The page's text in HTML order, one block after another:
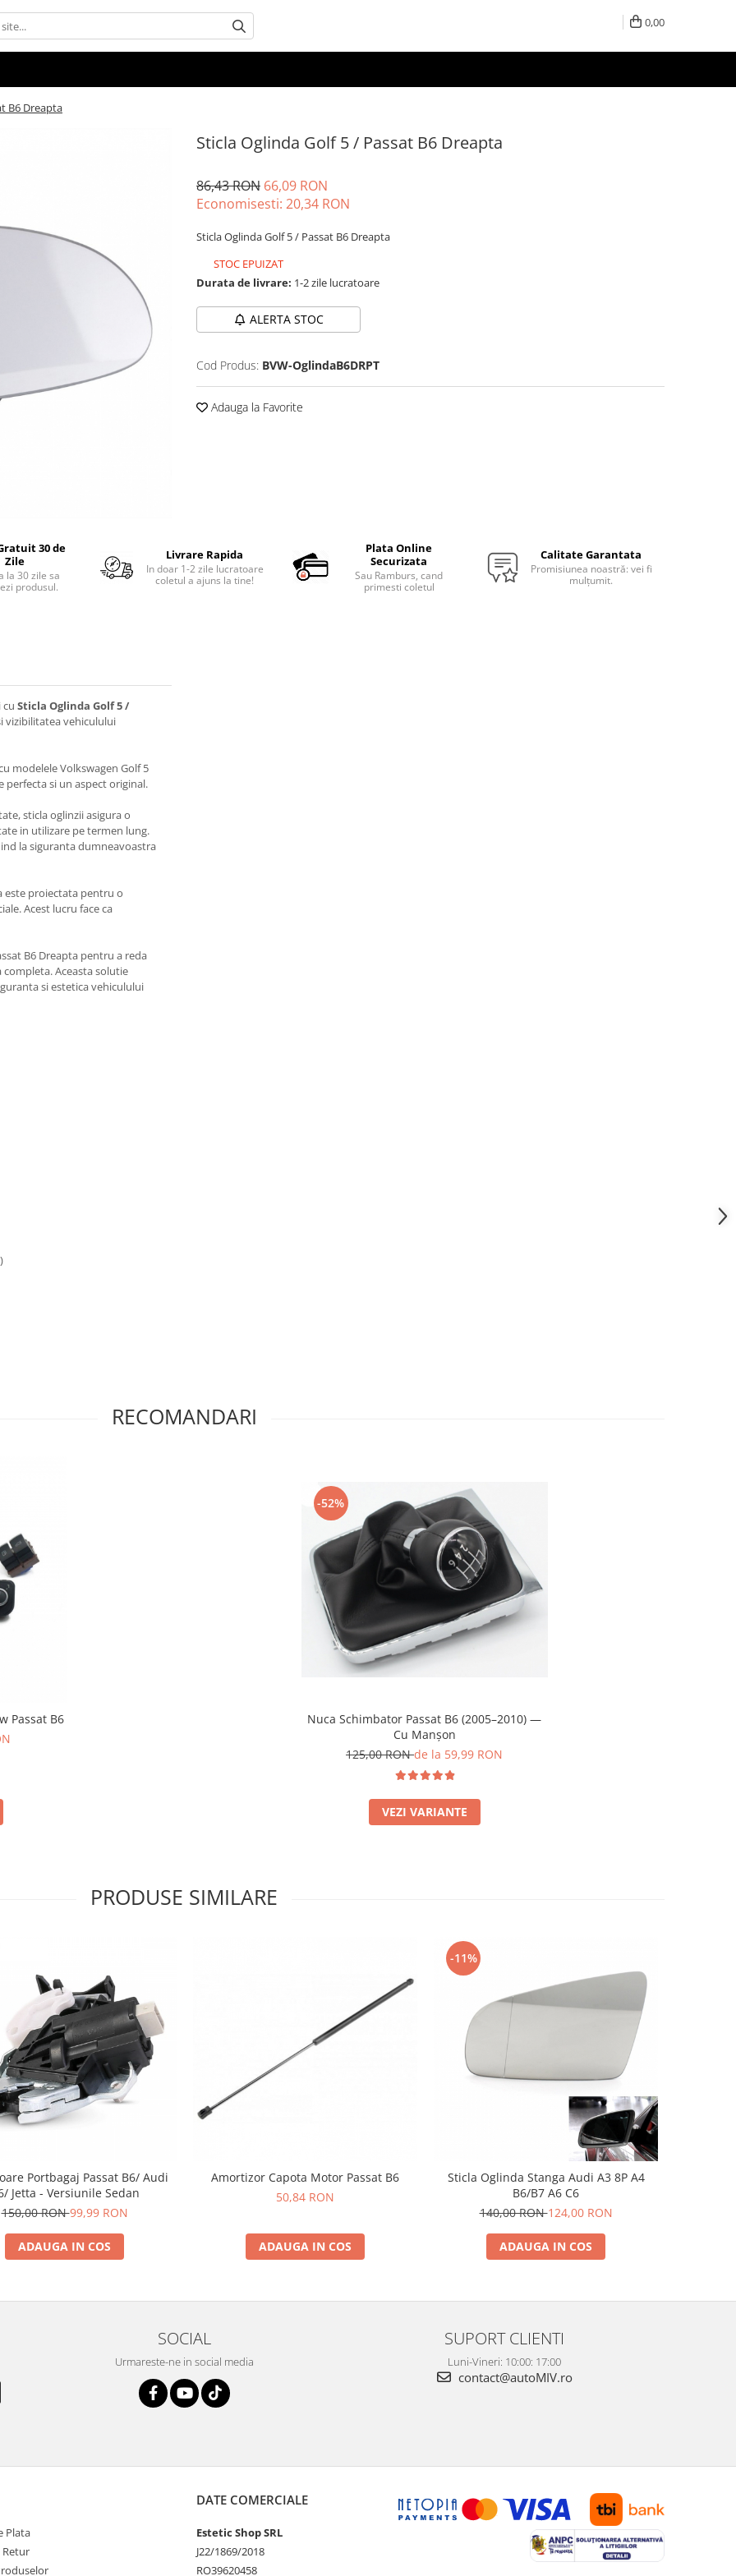
0,00
B6 Dreapta
Sticla Oglinda Golf 5 / Passat B6 Dreapta
86,43 RON 66,09 RON
Economisesti: 20,34 RON
Sticla Oglinda Golf 5 / Passat B6 Dreapta
STOC EPUIZAT
Durata de livrare: 1-2 zile lucratoare
ALERTA STOC
Cod Produs: BVW-OglindaB6DRPT
Adauga la Favorite
30 de
Zile
la 30 zile sa
produsul.
Livrare Rapida
In doar 1-2 zile lucratoare
coletul a ajuns la tine!
Plata Online
Securizata
Sau Ramburs, cand
primesti coletul
Calitate Garantata
Promisiunea noastră: vei fi
mulțumit.
Sticla Oglinda Golf 5 /
vizibilitatea vehiculului
modelele Volkswagen Golf 5
perfecta si un aspect original.
sticla oglinzii asigura o
in utilizare pe termen lung.
la siguranta dumneavoastra
este proiectata pentru o
Acest lucru face ca
B6 Dreapta pentru a reda
Aceasta solutie
si estetica vehiculului
RECOMANDARI
Passat B6
-52%
Nuca Schimbator Passat B6 (2005–2010) —
Cu Manșon
125,00 RONde la 59,99 RON
VEZI VARIANTE
PRODUSE SIMILARE
Portbagaj Passat B6/ Audi
Jetta - Versiunile Sedan
150,00 RON99,99 RON
ADAUGA IN COS
Amortizor Capota Motor Passat B6
50,84 RON
ADAUGA IN COS
-11%
Sticla Oglinda Stanga Audi A3 8P A4
B6/B7 A6 C6
140,00 RON124,00 RON
ADAUGA IN COS
SOCIAL
Urmareste-ne in social media
SUPORT CLIENTI
Luni-Vineri: 10:00: 17:00
contact@autoMIV.ro
Plata
Retur
DATE COMERCIALE
Estetic Shop SRL
J22/1869/2018
RO39620458